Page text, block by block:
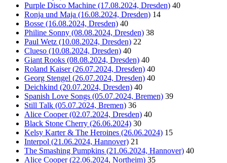
Purple Disco Machine (17.08.2024, Dresden) 40
Ronja und Maja (16.08.2024, Dresden) 14
Bosse (16.08.2024, Dresden) 40
Philine Sonny (08.08.2024, Dresden) 38
Paul Wetz (10.08.2024, Dresden) 22
Clueso (10.08.2024, Dresden) 40
Giant Rooks (08.08.2024, Dresden) 40
Roland Kaiser (26.07.2024, Dresden) 40
Georg Stengel (26.07.2024, Dresden) 40
Deichkind (20.07.2024, Dresden) 40
Spanish Love Songs (05.07.2024, Bremen) 39
Still Talk (05.07.2024, Bremen) 36
Alice Cooper (02.07.2024, Dresden) 40
Black Stone Cherry (26.06.2024) 30
Kelsy Karter & The Heroines (26.06.2024) 15
Interpol (21.06.2024, Hannover) 21
The Smashing Pumpkins (21.06.2024, Hannover) 40
Alice Cooper (22.06.2024, Northeim) 35